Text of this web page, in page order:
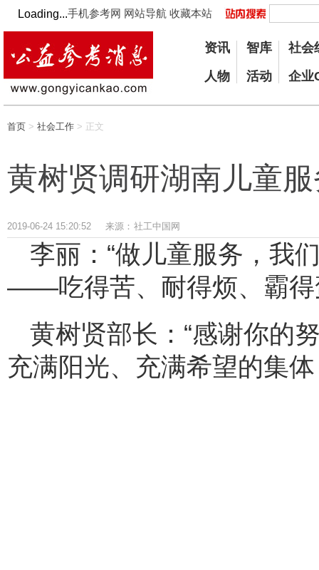
Loading...手机参考网 网站导航 收藏本站
资讯
人物
智库
活动
社会
企业
首页 > 社会工作 > 正文
黄树贤调研湖南儿童
2019-06-24 15:20:52 来源： 社工中国网
李丽：“做儿童服务，我
——吃得苦、耐得烦、霸得
黄树贤部长：“感谢你的
充满阳光、充满希望的集体